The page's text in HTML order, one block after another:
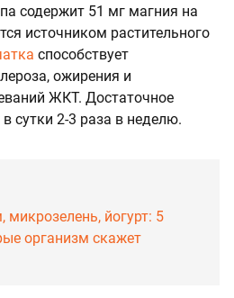
содержит 51 мг магния на
источником растительного
способствует
ожирения и
ЖКТ. Достаточное
сутки 2-3 раза в неделю.
йогурт: 5
организм скажет